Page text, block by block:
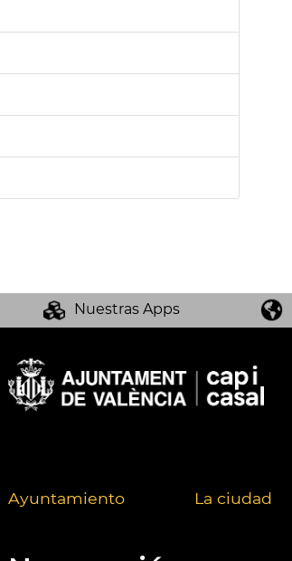
Nuestras Apps
Ayuntamiento La ciudad